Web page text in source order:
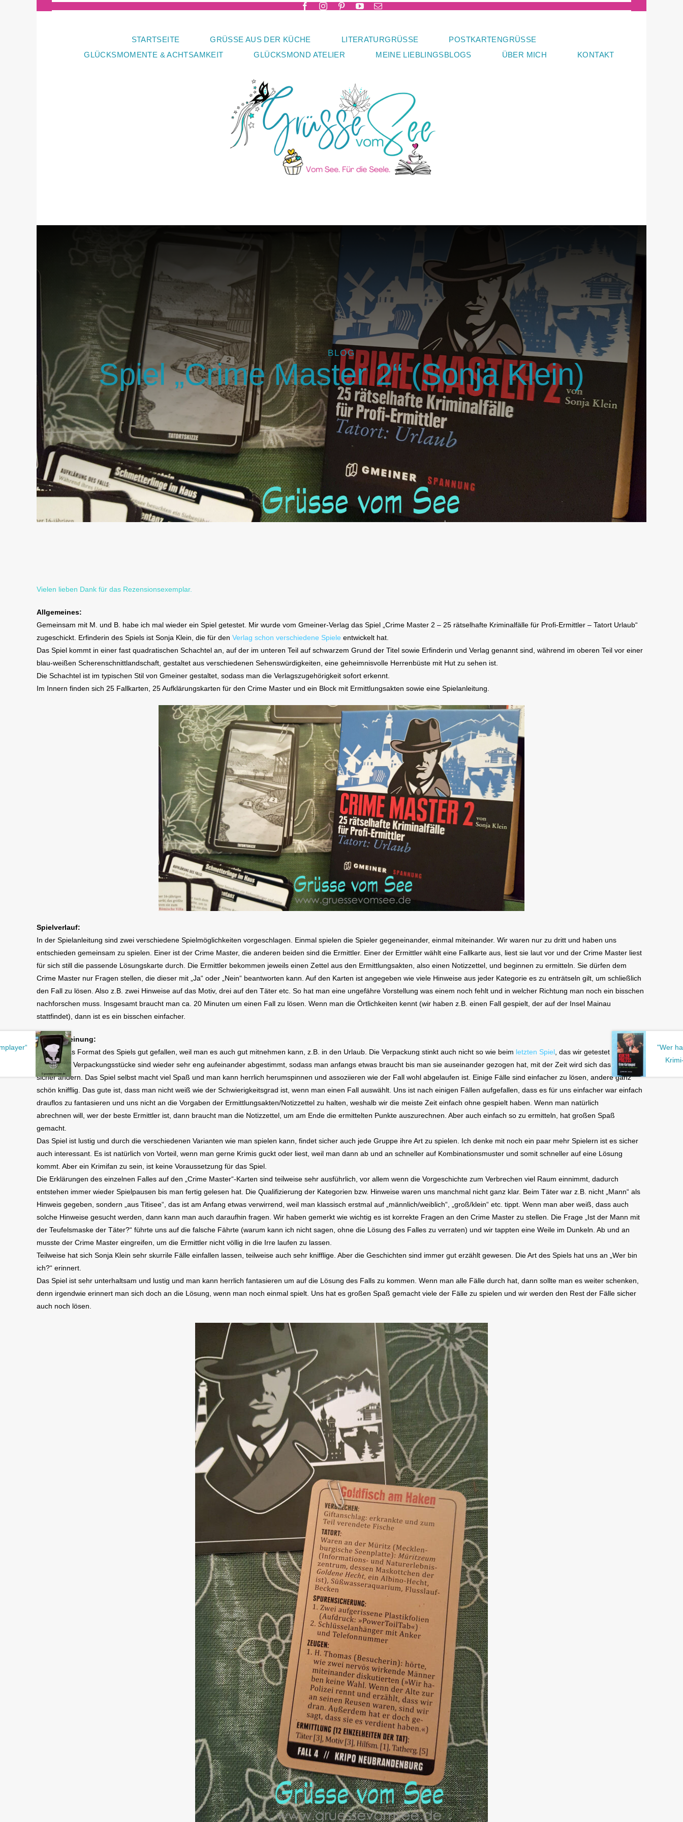
STARTSEITE GRÜSSE AUS DER KÜCHE LITERATURGRÜSSE
POSTKARTENGRÜSSE
GLÜCKSMOMENTE & ACHTSAMKEIT
GLÜCKSMOND ATELIER MEINE LIEBLINGSBLOGS ÜBER MICH KONTAKT
BLOG
Spiel „Crime Master 2“ (Sonja Klein)
Vielen lieben Dank für das Rezensionsexemplar.
Allgemeines:
Gemeinsam mit M. und B. habe ich mal wieder ein Spiel getestet. Mir wurde vom Gmeiner-Verlag das Spiel „Crime Master 2 – 25 rätselhafte Kriminalfälle für Profi-Ermittler – Tatort Urlaub“
zugeschickt. Erfinderin des Spiels ist Sonja Klein, die für den Verlag schon verschiedene Spiele entwickelt hat.
Das Spiel kommt in einer fast quadratischen Schachtel an, auf der im unteren Teil auf schwarzem Grund der Titel sowie Erfinderin und Verlag genannt sind, während im oberen Teil vor einer
blau-weißen Scherenschnittlandschaft, gestaltet aus verschiedenen Sehenswürdigkeiten, eine geheimnisvolle Herrenbüste mit Hut zu sehen ist.
Die Schachtel ist im typischen Stil von Gmeiner gestaltet, sodass man die Verlagszugehörigkeit sofort erkennt.
Im Innern finden sich 25 Fallkarten, 25 Aufklärungskarten für den Crime Master und ein Block mit Ermittlungsakten sowie eine Spielanleitung.
Spielverlauf:
In der Spielanleitung sind zwei verschiedene Spielmöglichkeiten vorgeschlagen. Einmal spielen die Spieler gegeneinander, einmal miteinander. Wir waren nur zu dritt und haben uns
entschieden gemeinsam zu spielen. Einer ist der Crime Master, die anderen beiden sind die Ermittler. Einer der Ermittler wählt eine Fallkarte aus, liest sie laut vor und der Crime Master liest
für sich still die passende Lösungskarte durch. Die Ermittler bekommen jeweils einen Zettel aus den Ermittlungsakten, also einen Notizzettel, und beginnen zu ermitteln. Sie dürfen dem
Crime Master nur Fragen stellen, die dieser mit „Ja“ oder „Nein“ beantworten kann. Auf den Karten ist angegeben wie viele Hinweise aus jeder Kategorie es zu enträtseln gilt, um schließlich
den Fall zu lösen. Also z.B. zwei Hinweise auf das Motiv, drei auf den Täter etc. So hat man eine ungefähre Vorstellung was einem noch fehlt und in welcher Richtung man noch ein bisschen
nachforschen muss. Insgesamt braucht man ca. 20 Minuten um einen Fall zu lösen. Wenn man die Örtlichkeiten kennt (wir haben z.B. einen Fall gespielt, der auf der Insel Mainau
stattfindet), dann ist es ein bisschen einfacher.
Unsere Meinung:
Uns hat das Format des Spiels gut gefallen, weil man es auch gut mitnehmen kann, z.B. in den Urlaub. Die Verpackung stinkt auch nicht so wie beim letzten Spiel, das wir getestet haben.
Die beiden Verpackungsstücke sind wieder sehr eng aufeinander abgestimmt, sodass man anfangs etwas braucht bis man sie auseinander gezogen hat, mit der Zeit wird sich das aber
sicher ändern. Das Spiel selbst macht viel Spaß und man kann herrlich herumspinnen und assoziieren wie der Fall wohl abgelaufen ist. Einige Fälle sind einfacher zu lösen, andere ganz
schön knifflig. Das gute ist, dass man nicht weiß wie der Schwierigkeitsgrad ist, wenn man einen Fall auswählt. Uns ist nach einigen Fällen aufgefallen, dass es für uns einfacher war einfach
drauflos zu fantasieren und uns nicht an die Vorgaben der Ermittlungsakten/Notizzettel zu halten, weshalb wir die meiste Zeit einfach ohne gespielt haben. Wenn man natürlich
abrechnen will, wer der beste Ermittler ist, dann braucht man die Notizzettel, um am Ende die ermittelten Punkte auszurechnen. Aber auch einfach so zu ermitteln, hat großen Spaß
gemacht.
Das Spiel ist lustig und durch die verschiedenen Varianten wie man spielen kann, findet sicher auch jede Gruppe ihre Art zu spielen. Ich denke mit noch ein paar mehr Spielern ist es sicher
auch interessant. Es ist natürlich von Vorteil, wenn man gerne Krimis guckt oder liest, weil man dann ab und an schneller auf Kombinationsmuster und somit schneller auf eine Lösung
kommt. Aber ein Krimifan zu sein, ist keine Voraussetzung für das Spiel.
Die Erklärungen des einzelnen Falles auf den „Crime Master“-Karten sind teilweise sehr ausführlich, vor allem wenn die Vorgeschichte zum Verbrechen viel Raum einnimmt, dadurch
entstehen immer wieder Spielpausen bis man fertig gelesen hat. Die Qualifizierung der Kategorien bzw. Hinweise waren uns manchmal nicht ganz klar. Beim Täter war z.B. nicht „Mann“ als
Hinweis gegeben, sondern „aus Titisee“, das ist am Anfang etwas verwirrend, weil man klassisch erstmal auf „männlich/weiblich“, „groß/klein“ etc. tippt. Wenn man aber weiß, dass auch
solche Hinweise gesucht werden, dann kann man auch daraufhin fragen. Wir haben gemerkt wie wichtig es ist korrekte Fragen an den Crime Master zu stellen. Die Frage „Ist der Mann mit
der Teufelsmaske der Täter?“ führte uns auf die falsche Fährte (warum kann ich nicht sagen, ohne die Lösung des Falles zu verraten) und wir tappten eine Weile im Dunkeln. Ab und an
musste der Crime Master eingreifen, um die Ermittler nicht völlig in die Irre laufen zu lassen.
Teilweise hat sich Sonja Klein sehr skurrile Fälle einfallen lassen, teilweise auch sehr knifflige. Aber die Geschichten sind immer gut erzählt gewesen. Die Art des Spiels hat uns an „Wer bin
ich?“ erinnert.
Das Spiel ist sehr unterhaltsam und lustig und man kann herrlich fantasieren um auf die Lösung des Falls zu kommen. Wenn man alle Fälle durch hat, dann sollte man es weiter schenken,
denn irgendwie erinnert man sich doch an die Lösung, wenn man noch einmal spielt. Uns hat es großen Spaß gemacht viele der Fälle zu spielen und wir werden den Rest der Fälle sicher
auch noch lösen.
"Wer